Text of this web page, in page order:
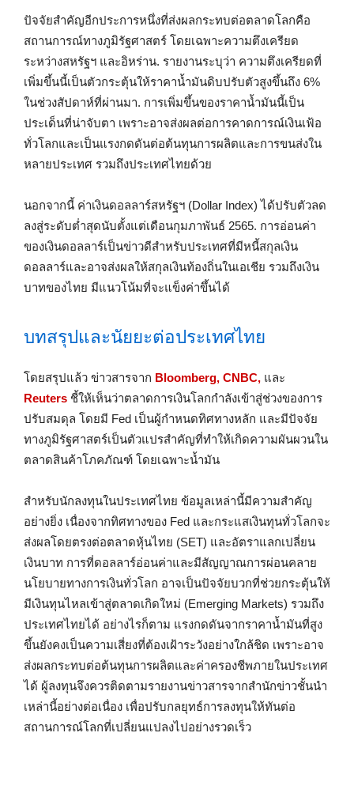
ปัจจัยสำคัญอีกประการหนึ่งที่ส่งผลกระทบต่อตลาดโลกคือ
สถานการณ์ทางภูมิรัฐศาสตร์ โดยเฉพาะความตึงเครียด
ระหว่างสหรัฐฯ และอิหร่าน. รายงานระบุว่า ความตึงเครียดที่
เพิ่มขึ้นนี้เป็นตัวกระตุ้นให้ราคาน้ำมันดิบปรับตัวสูงขึ้นถึง 6%
ในช่วงสัปดาห์ที่ผ่านมา. การเพิ่มขึ้นของราคาน้ำมันนี้เป็น
ประเด็นที่น่าจับตา เพราะอาจส่งผลต่อการคาดการณ์เงินเฟ้อ
ทั่วโลกและเป็นแรงกดดันต่อต้นทุนการผลิตและการขนส่งใน
หลายประเทศ รวมถึงประเทศไทยด้วย
นอกจากนี้ ค่าเงินดอลลาร์สหรัฐฯ (Dollar Index) ได้ปรับตัวลด
ลงสู่ระดับต่ำสุดนับตั้งแต่เดือนกุมภาพันธ์ 2565. การอ่อนค่า
ของเงินดอลลาร์เป็นข่าวดีสำหรับประเทศที่มีหนี้สกุลเงิน
ดอลลาร์และอาจส่งผลให้สกุลเงินท้องถิ่นในเอเชีย รวมถึงเงิน
บาทของไทย มีแนวโน้มที่จะแข็งค่าขึ้นได้
บทสรุปและนัยยะต่อประเทศไทย
โดยสรุปแล้ว ข่าวสารจาก Bloomberg, CNBC, และ
Reuters ชี้ให้เห็นว่าตลาดการเงินโลกกำลังเข้าสู่ช่วงของการ
ปรับสมดุล โดยมี Fed เป็นผู้กำหนดทิศทางหลัก และมีปัจจัย
ทางภูมิรัฐศาสตร์เป็นตัวแปรสำคัญที่ทำให้เกิดความผันผวนใน
ตลาดสินค้าโภคภัณฑ์ โดยเฉพาะน้ำมัน
สำหรับนักลงทุนในประเทศไทย ข้อมูลเหล่านี้มีความสำคัญ
อย่างยิ่ง เนื่องจากทิศทางของ Fed และกระแสเงินทุนทั่วโลกจะ
ส่งผลโดยตรงต่อตลาดหุ้นไทย (SET) และอัตราแลกเปลี่ยน
เงินบาท การที่ดอลลาร์อ่อนค่าและมีสัญญาณการผ่อนคลาย
นโยบายทางการเงินทั่วโลก อาจเป็นปัจจัยบวกที่ช่วยกระตุ้นให้
มีเงินทุนไหลเข้าสู่ตลาดเกิดใหม่ (Emerging Markets) รวมถึง
ประเทศไทยได้ อย่างไรก็ตาม แรงกดดันจากราคาน้ำมันที่สูง
ขึ้นยังคงเป็นความเสี่ยงที่ต้องเฝ้าระวังอย่างใกล้ชิด เพราะอาจ
ส่งผลกระทบต่อต้นทุนการผลิตและค่าครองชีพภายในประเทศ
ได้ ผู้ลงทุนจึงควรติดตามรายงานข่าวสารจากสำนักข่าวชั้นนำ
เหล่านี้อย่างต่อเนื่อง เพื่อปรับกลยุทธ์การลงทุนให้ทันต่อ
สถานการณ์โลกที่เปลี่ยนแปลงไปอย่างรวดเร็ว